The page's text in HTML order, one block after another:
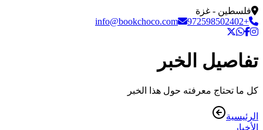
فلسطين - غزة
+972598502402
info@bookchoco.com
تفاصيل الخبر
كل ما تحتاج معرفته حول هذا الخبر
الرئيسية
الأخبار